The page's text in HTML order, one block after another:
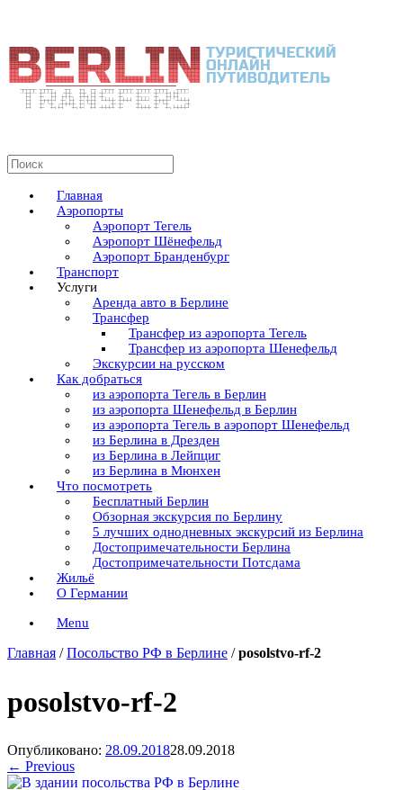
Главная
Аэропорты
Аэропорт Тегель
Аэропорт Шёнефельд
Аэропорт Бранденбург
Транспорт
Услуги
Аренда авто в Берлине
Трансфер
Трансфер из аэропорта Тегель
Трансфер из аэропорта Шенефельд
Экскурсии на русском
Как добраться
из аэропорта Тегель в Берлин
из аэропорта Шенефельд в Берлин
из аэропорта Тегель в аэропорт Шенефельд
из Берлина в Дрезден
из Берлина в Лейпциг
из Берлина в Мюнхен
Что посмотреть
Бесплатный Берлин
Обзорная экскурсия по Берлину
5 лучших однодневных экскурсий из Берлина
Достопримечательности Берлина
Достопримечательности Потсдама
Жильё
О Германии
Menu
Главная /Посольство РФ в Берлине /posolstvo-rf-2
posolstvo-rf-2
Опубликовано: 28.09.201828.09.2018
← Previous